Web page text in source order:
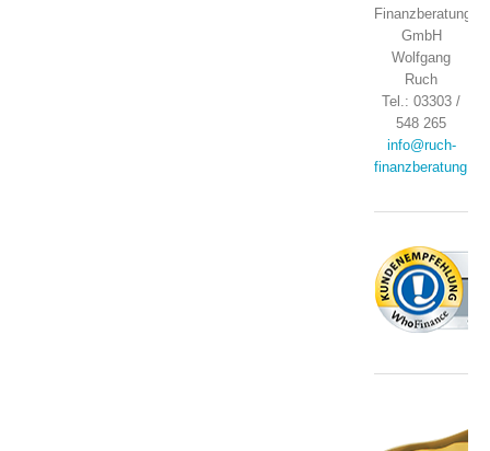
Finanzberatung
GmbH
Wolfgang
Ruch
Tel.: 03303 /
548 265
info@ruch-
finanzberatung.de